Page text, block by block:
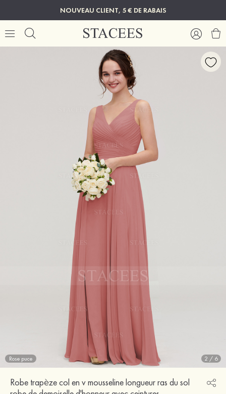
NOUVEAU CLIENT, 5 € DE RABAIS
Rose puce 2 / 6
Robe trapèze col en v mousseline longueur ras du sol